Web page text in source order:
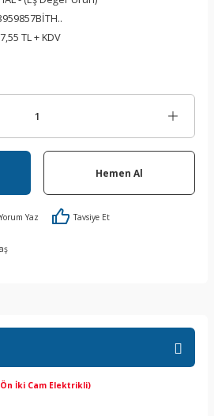
TL + KDV
Hemen Al
Yorum Yaz Tavsiye Et
İki Cam Elektrikli)